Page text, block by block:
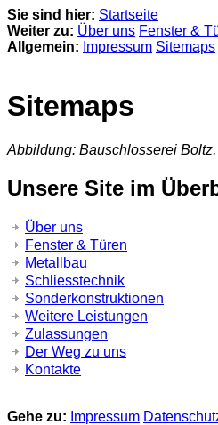
Sie sind hier: Startseite
Weiter zu: Über uns Fenster &
Allgemein: Impressum Sitemaps
Sitemaps
Abbildung: Bauschlosserei
Unsere Site im
Über uns
Fenster & Türen
Metallbau
Schliesstechnik
Sonderkonstruktionen
Weitere Leistungen
Zulassungen
Der Weg zu uns
Kontakte
Gehe zu: Impressum